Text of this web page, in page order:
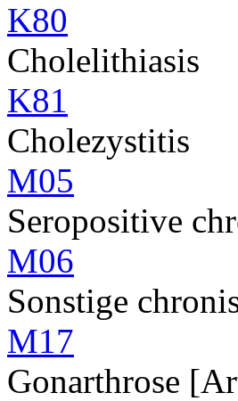
K80
Cholelithiasis
K81
Cholezystitis
M05
Seropositive
M06
Sonstige
M17
Gonarthrose